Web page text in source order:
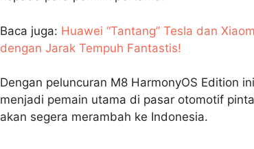
Baca juga: Huawei “Tantang” Tesla dan
dengan Jarak Tempuh Fantastis!
Dengan peluncuran M8 HarmonyOS Edition
menjadi pemain utama di pasar otomotif
akan segera merambah ke Indonesia.